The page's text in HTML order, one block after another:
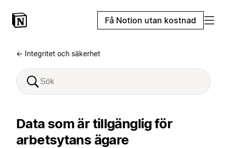
Få Notion utan kostnad
← Integritet och säkerhet
Data som är tillgänglig för
arbetsytans ägare